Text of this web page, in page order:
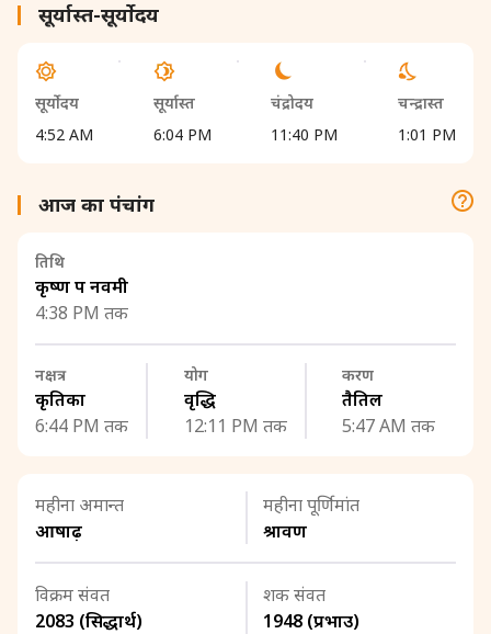
सूर्यास्त-सूर्योदय
सूर्योदय
4:52 AM
सूर्यास्त
6:04 PM
चंद्रोदय
11:40 PM
चन्द्रास्त
1:01 PM
आज का पंचांग
तिथि
कृष्ण पक्ष नवमी
4:38 PM तक
नक्षत्र
कृतिका
6:44 PM तक
योग
वृद्धि
12:11 PM तक
करण
तैतिल
5:47 AM तक
महीना अमान्त
आषाढ़
महीना पूर्णिमांत
श्रावण
विक्रम संवत
2083 (सिद्धार्थ)
शक संवत
1948 (प्रभाउ)